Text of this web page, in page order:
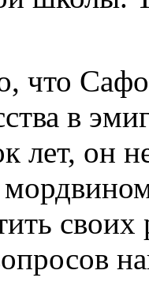
что
в
лет, он